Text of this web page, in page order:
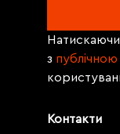
Контакти
з